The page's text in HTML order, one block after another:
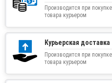
Производится при
товара курьером
Курьерская доставка
Производится при
товара курьером